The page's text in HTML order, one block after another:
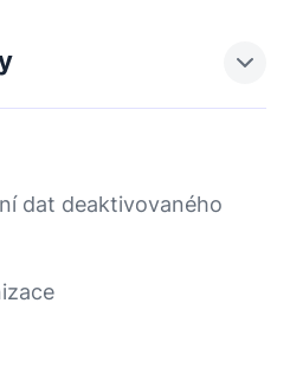
dat deaktivovaného